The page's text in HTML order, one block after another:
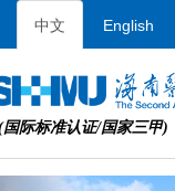
中文 English
国际标准认证/国家三甲)